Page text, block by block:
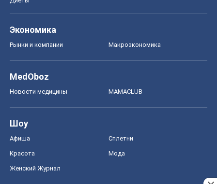
Экономика
Рынки и компании Mакроэкономика
MedOboz
Новости медицины MAMACLUB
Шоу
Афиша Сплетни
Красота Мода
Женский Журнал